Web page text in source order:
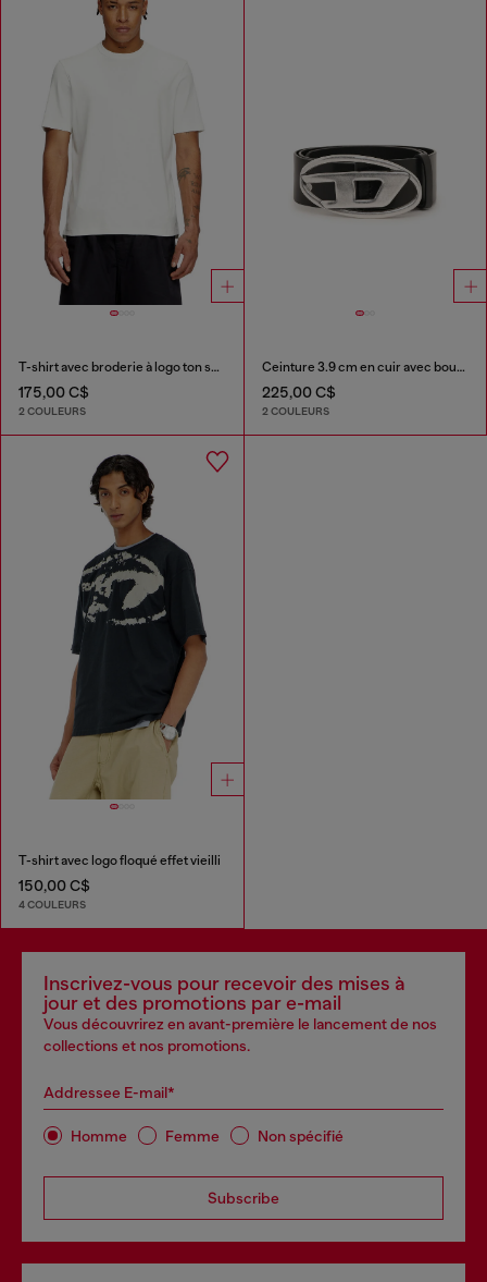
T-shirt avec broderie à logo ton sur ton
175,00 C$
2 COULEURS
Ceinture 3.9 cm en cuir avec boucle D
225,00 C$
2 COULEURS
T-shirt avec logo floqué effet vieilli
150,00 C$
4 COULEURS
Inscrivez-vous pour recevoir des mises à
jour et des promotions par e-mail
Vous découvrirez en avant-première le lancement de nos
collections et nos promotions.
Addressee E-mail*
Homme Femme Non spécifié
Subscribe